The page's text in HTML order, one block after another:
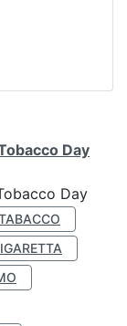
Day
Day